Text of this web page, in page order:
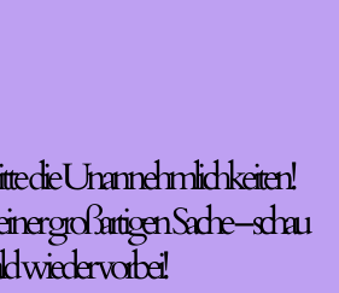
die Unannehmlichkeiten!
großartigen Sache – schau
wieder vorbei!